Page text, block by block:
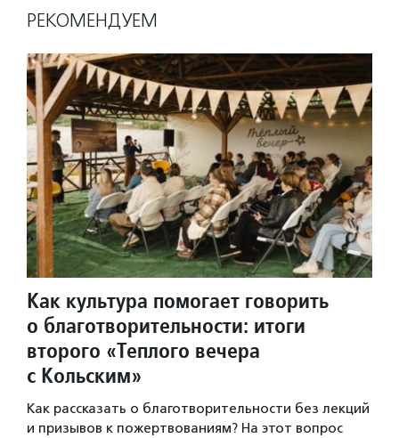
РЕКОМЕНДУЕМ
Как культура помогает говорить
о благотворительности: итоги
второго «Теплого вечера
с Кольским»
Как рассказать о благотворительности без лекций
и призывов к пожертвованиям? На этот вопрос